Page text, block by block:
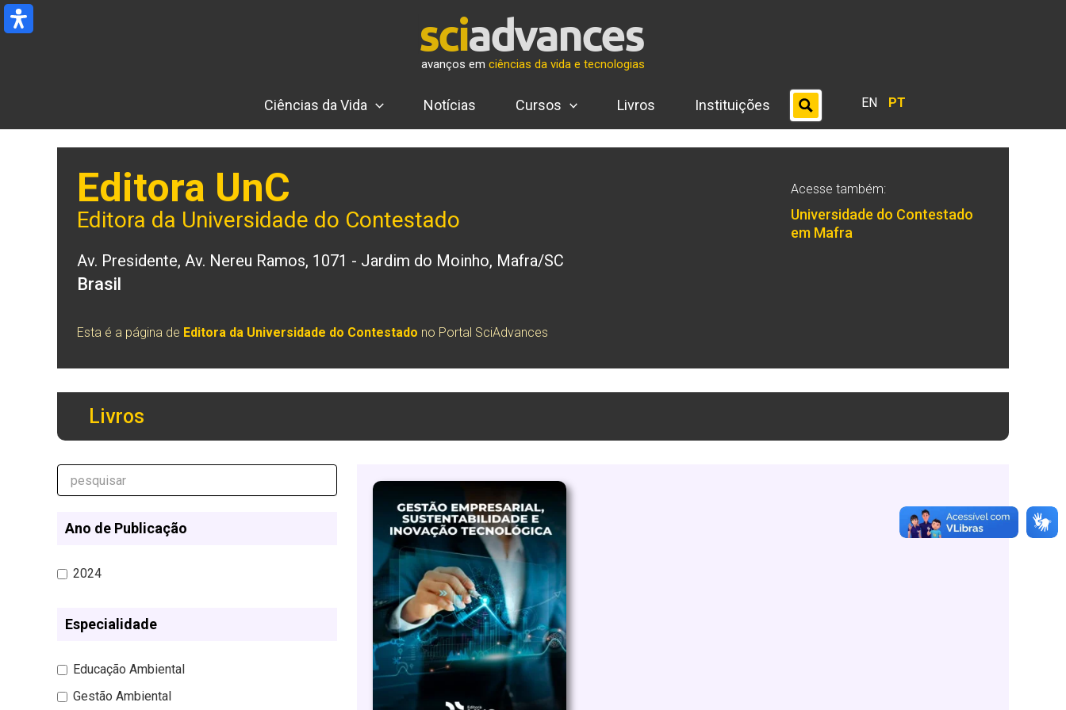
Ir
para
avanços em ciências da vida e tecnologias
Ciências da Vida Notícias Cursos Livros Instituições EN PT
Editora UnC
Editora da Universidade do Contestado
Av. Presidente, Av. Nereu Ramos, 1071 - Jardim do Moinho, Mafra/SC
Brasil
Esta é a página de Editora da Universidade do Contestado no Portal SciAdvances
Acesse também:
Universidade do Contestado
em Mafra
Livros
Ano de Publicação
2024
Especialidade
Educação Ambiental
Gestão Ambiental